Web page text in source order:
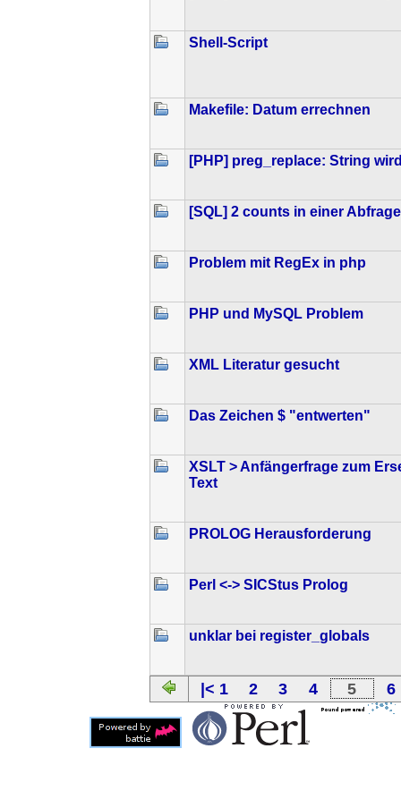
Shell-Script
Makefile: Datum errechnen
[PHP] preg_replace: String
[SQL] 2 counts in einer Abfrage
Problem mit RegEx in php
PHP und MySQL Problem
XML Literatur gesucht
Das Zeichen $ "entwerten"
XSLT > Anfängerfrage zum
Text
PROLOG Herausforderung
Perl <-> SICStus Prolog
unklar bei register_globals
|< 1 2 3 4 5 6